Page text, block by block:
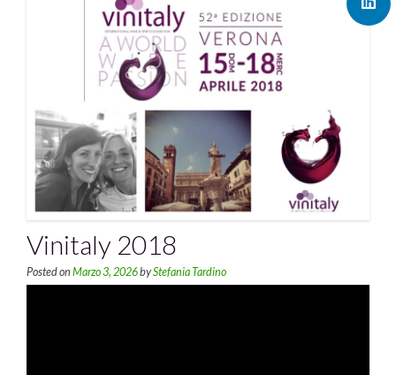
Vinitaly 2018
Posted on Marzo 3, 2026byStefania Tardino